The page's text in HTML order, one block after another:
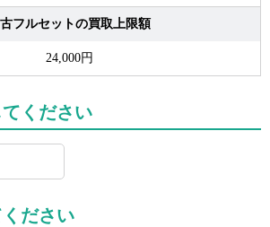
フルセットの買取上限額
24,000円
ください
ださい